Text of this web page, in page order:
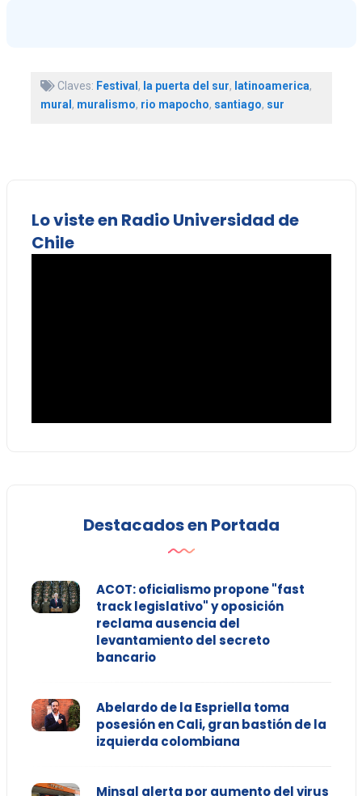
Claves: Festival , la puerta del sur, latinoamerica,
mural , muralismo, rio mapocho, santiago, sur
Lo viste en Radio Universidad de
Chile
Destacados en Portada
ACOT: oficialismo propone "fast
track legislativo" y oposición
reclama ausencia del
levantamiento del secreto
bancario
Abelardo de la Espriella toma
posesión en Cali, gran bastión de la
izquierda colombiana
Minsal alerta por aumento del virus